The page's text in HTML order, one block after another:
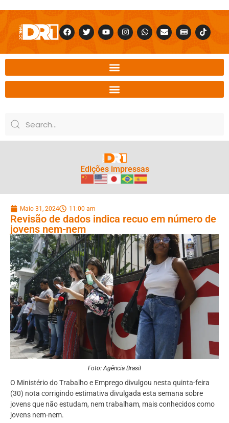
Edições impressas
Maio 31, 2024 11:00 am
Revisão de dados indica recuo em número de
jovens nem-nem
Foto: Agência Brasil
O Ministério do Trabalho e Emprego divulgou nesta quinta-feira
(30) nota corrigindo estimativa divulgada esta semana sobre
jovens que não estudam, nem trabalham, mais conhecidos como
jovens nem-nem.